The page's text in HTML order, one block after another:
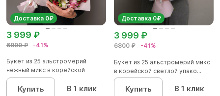
Доставка 0₽
6800 ₽ -41%
3 999 ₽
Букет из 25 альстромерий
нежный микс в корейской
упаков...
Купить В 1 клик
Доставка 0₽
6800 ₽ -41%
3 999 ₽
Букет из 25 альстромерий микс
в корейской светлой упако...
Купить В 1 клик